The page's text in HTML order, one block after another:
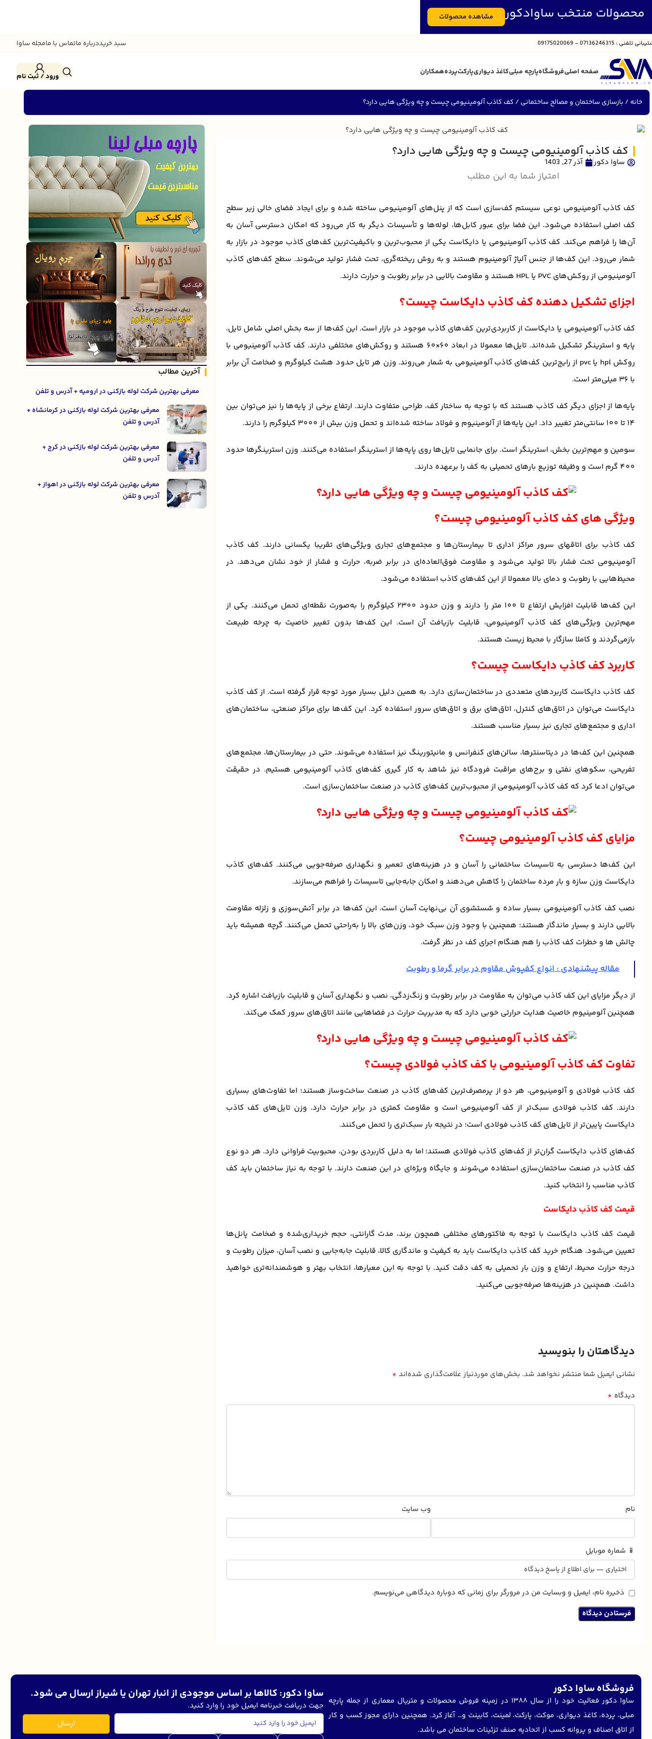
تیبانی تلفنی : 07136246315 - 09175020069 سبد خریددرباره ماتماس با مامجله ساوا
صفحه اصلیفروشگاهپارچه مبلیکاغذ دیواریپارکتپردههمکاران ورود / ثبت نام
خانه بازسازی ساختمان و مصالح ساختمانی کف کاذب آلومینیومی چیست و چه ویژگی هایی دارد؟
کف کاذب آلومینیومی چیست و چه ویژگی هایی دارد؟
ساوا دکور آذر 27, 1403
امتیاز شما به این مطلب
کف کاذب آلومینیومی نوعی سیستم کف‌سازی است که از پنل‌های آلومینیومی ساخته شده و برای ایجاد فضای خالی زیر سطح
کف اصلی استفاده می‌شود. این فضا برای عبور کابل‌ها، لوله‌ها و تأسیسات دیگر به کار می‌رود که امکان دسترسی آسان به
آن‌ها را فراهم می‌کند. کف کاذب آلومینیومی یا دایکاست یکی از محبوب‌ترین و با‌کیفیت‌ترین کف‌های کاذب موجود در بازار به
شمار می‌رود. این کف‌ها از جنس آلیاژ آلومینیوم هستند و به روش ریخته‌گری، تحت فشار تولید می‌شوند. سطح کف‌های کاذب
آلومینیومی از روکش‌های PVC یا HPL هستند و مقاومت بالایی در برابر رطوبت و حرارت دارند.
اجزای تشکیل دهنده کف کاذب دایکاست چیست؟
کف کاذب آلومینیومی یا دایکاست از کاربردی‌ترین کف‌های کاذب موجود در بازار است. این کف‌ها از سه بخش اصلی شامل تایل،
پایه و استرینگر تشکیل شده‌اند. تایل‌ها معمولا در ابعاد 60×60 هستند و روکش‌های مختلفی دارند. کف کاذب آلومینیومی با
روکش hpl یا pvc از رایج‌ترین کف‌های کاذب آلومینیومی به شمار می‌روند. وزن هر تایل حدود هشت کیلو‌گرم و ضخامت آن برابر
با 36 میلی‌متر است.
پایه‌ها از اجزای دیگر کف کاذب هستند که با توجه به ساختار کف، طراحی متفاوت دارند. ارتفاع برخی از پایه‌ها را نیز می‌توان بین
14 تا 100 سانتی‌متر تغییر داد. این پایه‌ها از آلومینیوم و فولاد ساخته شده‌اند و تحمل وزن بیش از 3000 کیلوگرم را دارند.
سومین و مهم‌ترین بخش، استرینگر است. برای جانمایی تایل‌ها روی پایه‌ها از استرینگر استفاده می‌کنند. وزن استرینگرها حدود
400 گرم است و وظیفه توزیع بارهای تحمیلی به کف را بر‌عهده دارند.
ویژگی های کف کاذب آلومینیومی چیست؟
کف کاذب برای اتاقهای سرور مراکز اداری تا بیمارستان‌ها و مجتمع‌های تجاری ویژگی‌های تقریبا یکسانی دارند. کف کاذب
آلومینیومی تحت فشار بالا تولید می‌شود و مقاومت فوق‌العاده‌ای در برابر ضربه، حرارت و فشار از خود نشان می‌دهد. در
محیط‌هایی با رطوبت و دمای بالا معمولا از این کف‌های کاذب استفاده می‌شود.
این کف‌ها قابلیت افزایش ارتفاع تا 100 متر را دارند و وزن حدود 2300 کیلو‌گرم را به‌صورت نقطه‌ای تحمل می‌کنند. یکی از
مهم‌ترین ویژگی‌های کف کاذب آلومینیومی، قابلیت بازیافت آن است. این کف‌ها بدون تغییر خاصیت به چرخه طبیعت
بازمی‌گردند و کاملا سازگار با محیط زیست هستند.
کاربرد کف کاذب دایکاست چیست؟
کف کاذب دایکاست کاربردهای متعددی در ساختمان‌سازی دارد. به همین دلیل بسیار مورد توجه قرار گرفته است. از کف کاذب
دایکاست می‌توان در اتاق‌های کنترل، اتاق‌های برق و اتاق‌های سرور استفاده کرد. این کف‌ها برای مراکز صنعتی، ساختمان‌های
اداری و مجتمع‌های تجاری نیز بسیار مناسب هستند.
همچنین این کف‌ها در دیتاسنترها، سالن‌های کنفرانس و مانیتورینگ نیز استفاده می‌شوند. حتی در بیمارستان‌ها، مجتمع‌های
تفریحی، سکوهای نفتی و برج‌های مراقبت فرودگاه نیز شاهد به کار گیری کف‌های کاذب آلومینیومی هستیم. در حقیقت
می‌توان ادعا کرد که کف کاذب آلومینیومی از محبوب‌ترین کف‌های کاذب در صنعت ساختمان‌سازی است.
مزایای کف کاذب آلومینیومی چیست؟
این کف‌ها دسترسی به تاسیسات ساختمانی را آسان و در هزینه‌های تعمیر و نگهداری صرفه‌جویی می‌کنند. کف‌های کاذب
دایکاست وزن سازه و بار مرده ساختمان را کاهش می‌دهند و امکان جابه‌جایی تاسیسات را فراهم می‌سازند.
نصب کف کاذب آلومینیومی بسیار ساده و شستشوی آن بی‌نهایت آسان است. این کف‌ها در برابر آتش‌سوزی و زلزله مقاومت
بالایی دارند و بسیار ماندگار هستند؛ همچنین با وجود وزن سبک خود، وزن‌های بالا را به‌راحتی تحمل می‌کنند. گرچه همیشه باید
چالش‌ ها و خطرات کف کاذب را هم هنگام اجرای کف در نظر گرفت.
مقاله پیشنهادی :انواع کفپوش مقاوم در برابر گرما و رطوبت
از دیگر مزایای این کف کاذب می‌توان به مقاومت در برابر رطوبت و زنگ‌زدگی، نصب و نگهداری آسان و قابلیت بازیافت اشاره کرد.
همچنین آلومینیوم خاصیت هدایت حرارتی خوبی دارد که به مدیریت حرارت در فضاهایی مانند اتاق‌های سرور کمک می‌کند.
تفاوت کف کاذب آلومینیومی با کف کاذب فولادی چیست؟
کف کاذب فولادی و آلومینیومی، هر دو از پرمصرف‌ترین کف‌های کاذب در صنعت ساخت‌و‌ساز هستند؛ اما تفاوت‌های بسیاری
دارند. کف کاذب فولادی سبک‌تر از کف آلومینیومی است و مقاومت کمتری در برابر حرارت دارد. وزن تایل‌های کف کاذب
دایکاست پایین‌تر از تایل‌های کف کاذب فولادی است؛ در نتیجه بار سبک‌تری را تحمل می‌کنند.
کف‌های کاذب دایکاست گران‌تر از کف‌های کاذب فولادی هستند؛ اما به دلیل کاربردی بودن، محبوبیت فراوانی دارد. هر دو نوع
کف کاذب در صنعت ساختمان‌سازی استفاده می‌شوند و جایگاه ویژه‌ای در این صنعت دارند. با توجه به نیاز ساختمان باید کف
کاذب مناسب را انتخاب کنید.
قیمت کف کاذب دایکاست
قیمت کف کاذب دایکاست با توجه به فاکتورهای مختلفی همچون برند، مدت گارانتی، حجم خریداری‌شده و ضخامت پانل‌ها
تعیین می‌شود. هنگام خرید کف کاذب دایکاست باید به کیفیت و ماندگاری کالا،‌ قابلیت جابه‌جایی و نصب آسان، میزان رطوبت و
درجه حرارت محیط، ارتفاع و وزن بار تحمیلی به کف دقت کنید. با توجه به این معیارها، انتخاب بهتر و هوشمندانه‌تری خواهید
داشت. همچنین در هزینه‌ها صرفه‌جویی می‌کنید.
دیدگاهتان را بنویسید
نشانی ایمیل شما منتشر نخواهد شد. بخش‌های موردنیاز علامت‌گذاری شده‌اند *
دیدگاه *
نام وب‌ سایت
📱 شماره موبایل
ذخیره نام، ایمیل و وبسایت من در مرورگر برای زمانی که دوباره دیدگاهی می‌نویسم.
آخرین مطالب
معرفی بهترین شرکت لوله بازکنی در ارومیه + آدرس و تلفن
معرفی بهترین شرکت لوله بازکنی در کرمانشاه +
آدرس و تلفن
معرفی بهترین شرکت لوله بازکنی در کرج +
آدرس و تلفن
معرفی بهترین شرکت لوله بازکنی در اهواز +
آدرس و تلفن
فروشگاه ساوا دکور
ساوا دکور فعالیت خود را از سال 1388 در زمینه فروش محصولات و متریال معماری از جمله پارچه
مبلی، پرده، کاغذ دیواری، موکت، پارکت، لمینت، کابینت و… آغاز کرد. همچنین دارای مجوز کسب و کار
از اتاق اصناف و پروانه کسب از اتحادیه صنف تزئینات ساختمان می باشد.
ساوا دکور: کالاها بر اساس موجودی از انبار تهران یا شیراز ارسال می شود.
جهت دریافت خبرنامه ایمیل خود را وارد کنید.
ارسال
محصولات منتخب ساوادکور مشاهده محصولات